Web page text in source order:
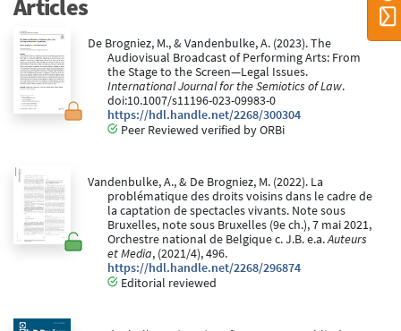
Articles
De Brogniez, M., & Vandenbulke, A. (2023). The
Audiovisual Broadcast of Performing Arts: From
the Stage to the Screen—Legal Issues.
International Journal for the Semiotics of Law.
doi:10.1007/s11196-023-09983-0
https://hdl.handle.net/2268/300304
Peer Reviewed verified by ORBi
Vandenbulke, A., & De Brogniez, M. (2022). La
problématique des droits voisins dans le cadre de
la captation de spectacles vivants. Note sous
Bruxelles, note sous Bruxelles (9e ch.), 7 mai 2021,
Orchestre national de Belgique c. J.B. e.a.Auteurs
et Media, (2021/4), 496.
https://hdl.handle.net/2268/296874
Editorial reviewed